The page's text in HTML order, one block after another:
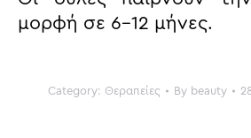
μορφή σε 6-12 μήνες.
Category: Θεραπείες By beauty